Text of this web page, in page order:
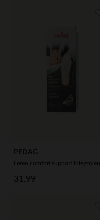
PEDAG
Leren comfort support inlegzolen
31.99